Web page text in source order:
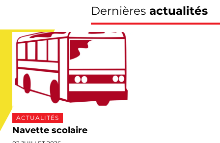
Dernières actualités
Navette scolaire
ACTUALITÉS